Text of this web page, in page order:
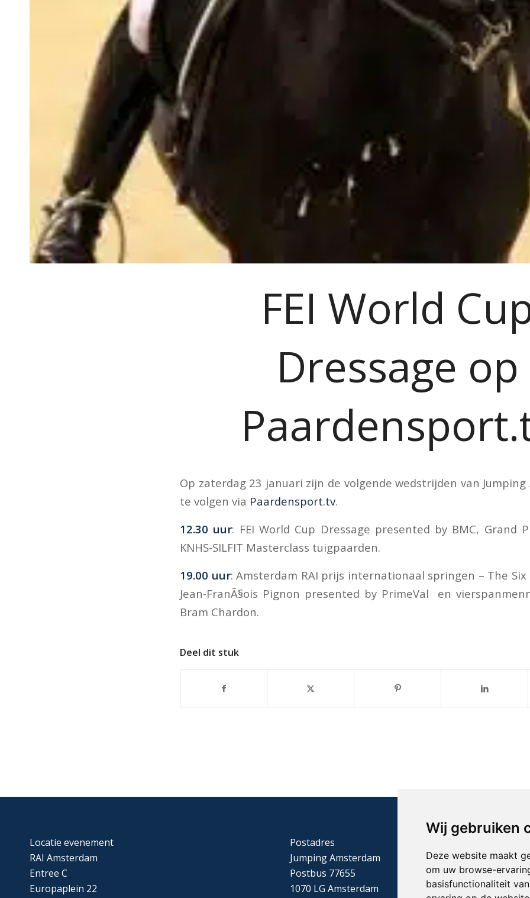
Wij gebruiken
Deze website maakt
om uw browse-
basisfunctionaliteit
FEI World
Dressage op
Op zaterdag 23 januari zijn de volgende wedstrijden van
te volgen via Paardensport.tv.
12.30 uur: FEI World Cup Dressage presented by BMC, Grand
KNHS-SILFIT Masterclass tuigpaarden.
19.00 uur: Amsterdam RAI prijs internationaal springen – The Six
Jean-FranÃ§ois Pignon presented by PrimeVal en
Bram Chardon.
Deel dit stuk
Locatie evenement
RAI Amsterdam
Entree C
Europaplein 22
Postadres
Jumping Amsterdam
Postbus 77655
1070 LG Amsterdam